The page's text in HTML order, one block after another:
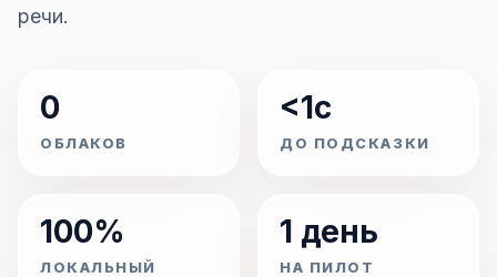
речи.
0
ОБЛАКОВ
<1с
ДО ПОДСКАЗКИ
100%
ЛОКАЛЬНЫЙ
1 день
НА ПИЛОТ